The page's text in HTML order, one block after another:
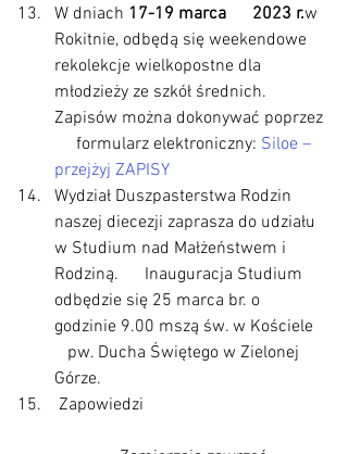
W dniach 17-19 marca      2023 r.w
Rokitnie, odbędą się weekendowe
rekolekcje wielkopostne dla
młodzieży ze szkół średnich.
Zapisów można dokonywać poprzez
     formularz elektroniczny:
Siloe –
przejżyj ZAPISY
Wydział Duszpasterstwa Rodzin
naszej diecezji zaprasza do udziału
w Studium nad Małżeństwem i
Rodziną.      Inauguracja Studium
odbędzie się 25 marca br. o
godzinie 9.00 mszą św. w Kościele
   pw. Ducha Świętego w Zielonej
Górze.